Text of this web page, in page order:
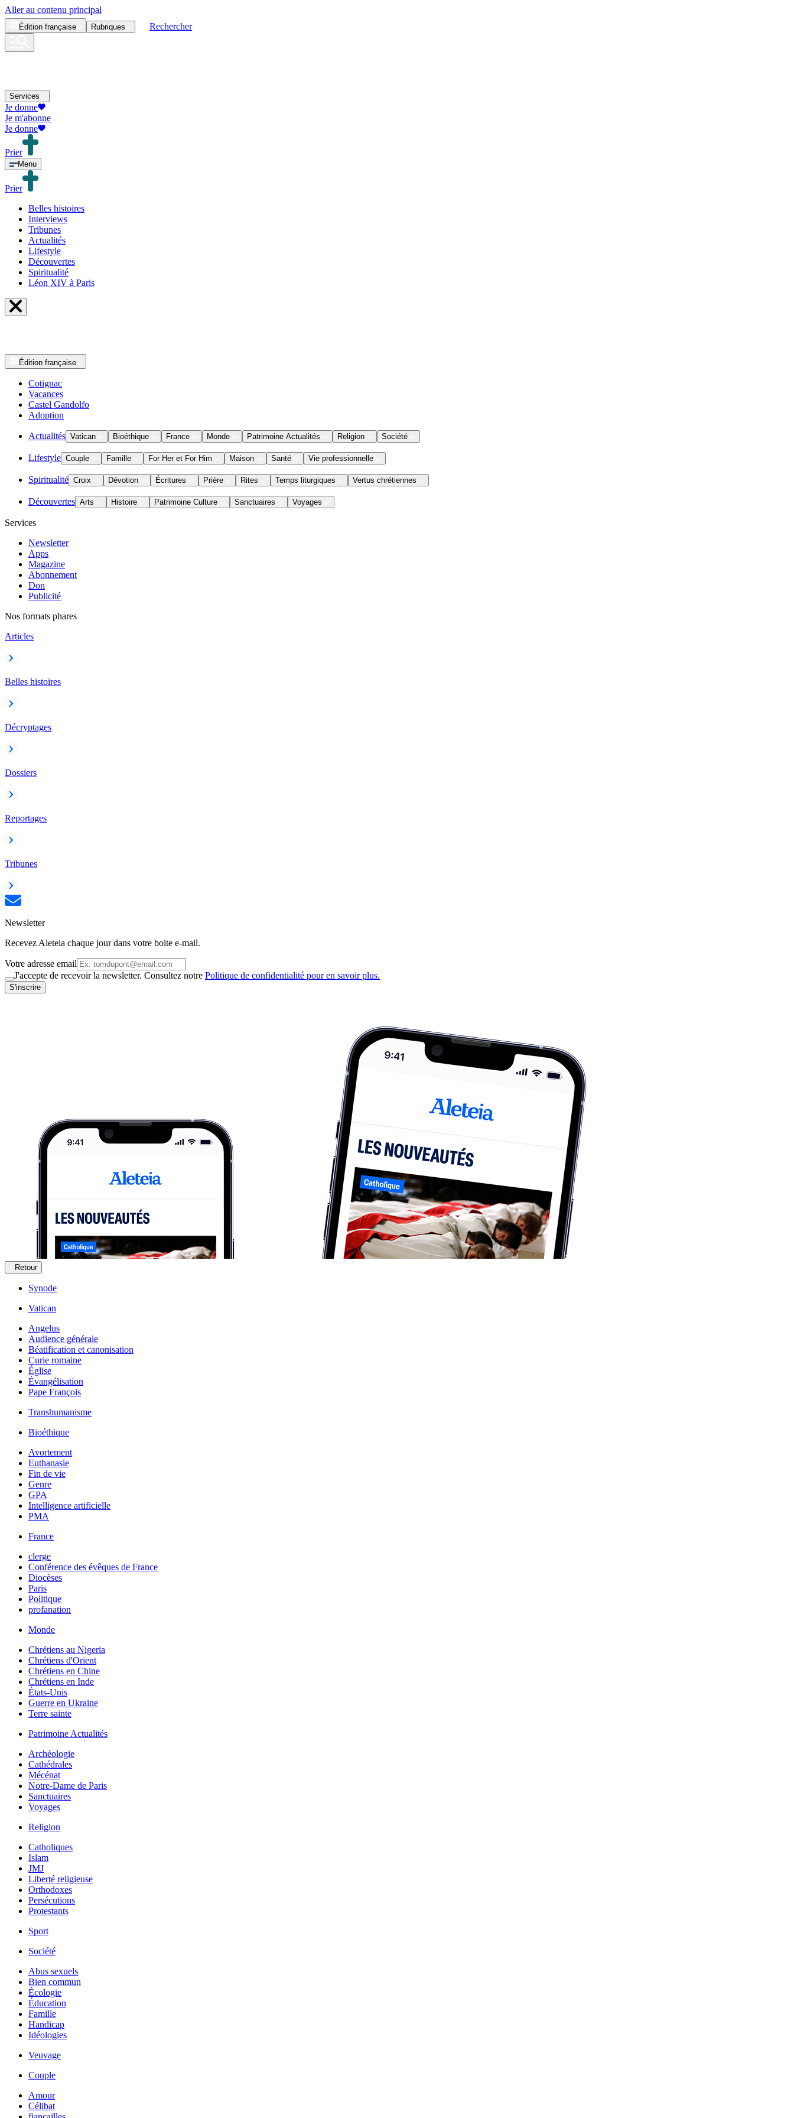
Aller au contenu principal
Édition française Rubriques Rechercher
Services
Je donne
Je m'abonne
Je donne
Prier
Menu
Prier
Belles histoires
Interviews
Tribunes
Actualités
Lifestyle
Découvertes
Spiritualité
Léon XIV à Paris
Édition française
Cotignac
Vacances
Castel Gandolfo
Adoption
Actualités Vatican Bioéthique France Monde Patrimoine Actualités Religion Société
Lifestyle Couple Famille For Her et For Him Maison Santé Vie professionnelle
Spiritualité Croix Dévotion Écritures Prière Rites Temps liturgiques Vertus chrétiennes
Découvertes Arts Histoire Patrimoine Culture Sanctuaires Voyages
Services
Newsletter
Apps
Magazine
Abonnement
Don
Publicité
Nos formats phares
Articles
Belles histoires
Décryptages
Dossiers
Reportages
Tribunes
Newsletter
Recevez Aleteia chaque jour dans votre boite e-mail.
Votre adresse email
J'accepte de recevoir la newsletter. Consultez notre Politique de confidentialité pour en savoir plus.
S'inscrire
Retour
Synode
Vatican
Angelus
Audience générale
Béatification et canonisation
Curie romaine
Église
Évangélisation
Pape François
Transhumanisme
Bioéthique
Avortement
Euthanasie
Fin de vie
Genre
GPA
Intelligence artificielle
PMA
France
clerge
Conférence des évêques de France
Diocèses
Paris
Politique
profanation
Monde
Chrétiens au Nigeria
Chrétiens d'Orient
Chrétiens en Chine
Chrétiens en Inde
États-Unis
Guerre en Ukraine
Terre sainte
Patrimoine Actualités
Archéologie
Cathédrales
Mécénat
Notre-Dame de Paris
Sanctuaires
Voyages
Religion
Catholiques
Islam
JMJ
Liberté religieuse
Orthodoxes
Persécutions
Protestants
Sport
Société
Abus sexuels
Bien commun
Écologie
Éducation
Famille
Handicap
Idéologies
Veuvage
Couple
Amour
Célibat